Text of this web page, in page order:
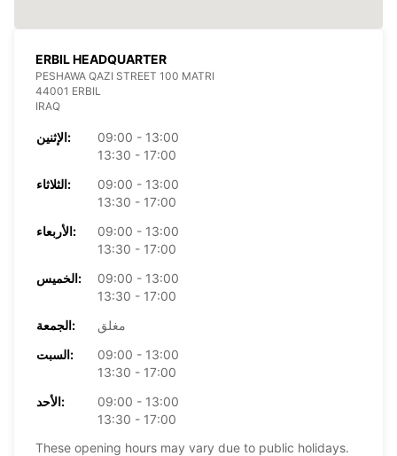
ERBIL HEADQUARTER
PESHAWA QAZI STREET 100 MATRI
44001 ERBIL
IRAQ
الإثنين:
09:00 - 13:00
13:30 - 17:00
الثلاثاء:
09:00 - 13:00
13:30 - 17:00
الأربعاء:
09:00 - 13:00
13:30 - 17:00
الخميس:
09:00 - 13:00
13:30 - 17:00
الجمعة:
مغلق
السبت:
09:00 - 13:00
13:30 - 17:00
الأحد:
09:00 - 13:00
13:30 - 17:00
These opening hours may vary due to public holidays.